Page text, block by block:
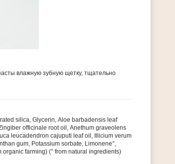
влажную зубную щетку, тщательно
silica, Glycerin, Aloe barbadensis leaf
officinale root oil , Anethum graveolens
leucadendron cajuputi leaf oil , Illicium verum
gum, Potassium sorbate, Limonene°,
organic farming) (° from natural ingredients)